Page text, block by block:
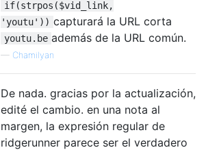
if(strpos($vid_link,
'youtu')) capturará la URL corta
youtu.be además de la URL común.
— Chamilyan
De nada. gracias por la actualización,
edité el cambio. en una nota al
margen, la expresión regular de
ridgerunner parece ser el verdadero